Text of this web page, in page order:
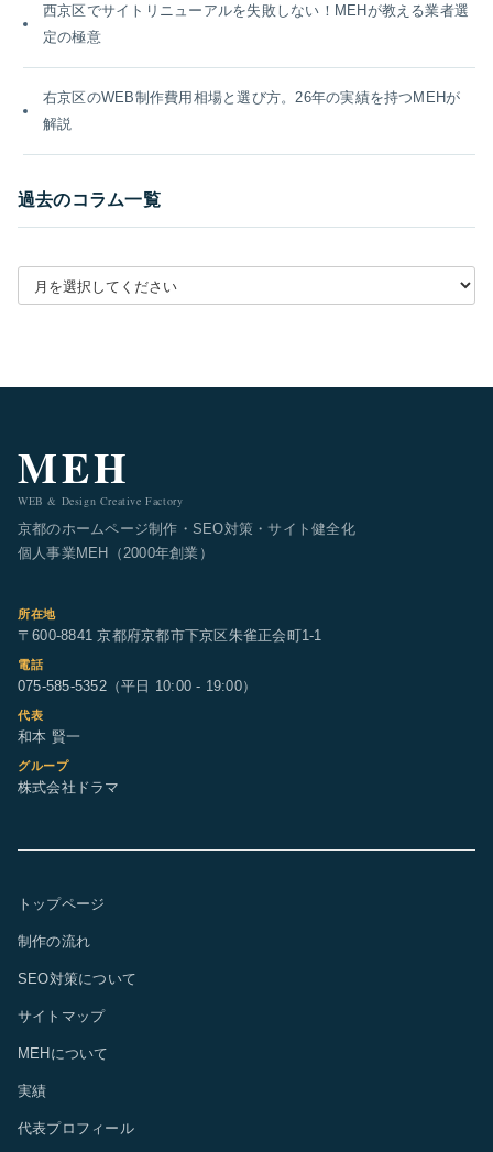
西京区でサイトリニューアルを失敗しない！MEHが教える業者選
定の極意
右京区のWEB制作費用相場と選び方。26年の実績を持つMEHが
解説
過去のコラム一覧
月別アーカイブを選択
MEH
WEB & Design Creative Factory
京都のホームページ制作・SEO対策・サイト健全化
個人事業MEH（2000年創業）
所在地
〒600-8841 京都府京都市下京区朱雀正会町1-1
電話
075-585-5352（平日 10:00 - 19:00）
代表
和本 賢一
グループ
株式会社ドラマ
トップページ
制作の流れ
SEO対策について
サイトマップ
MEHについて
実績
代表プロフィール